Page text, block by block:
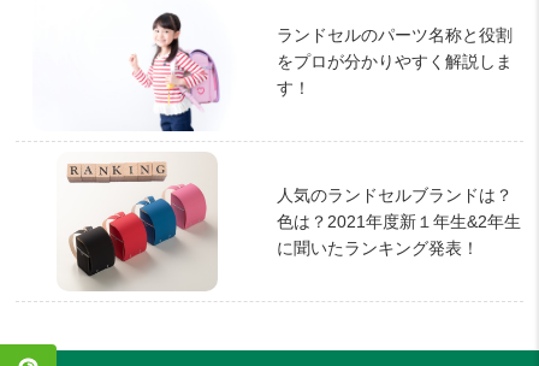
ランドセルのパーツ名称と役割
をプロが分かりやすく解説しま
す！
人気のランドセルブランドは？
色は？2021年度新１年生&2年生
に聞いたランキング発表！